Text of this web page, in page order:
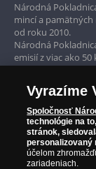
Garancia
Iba originálne
Národná
mincí a
od roku 2010.
Národná
emisií z viac ako
Parížska
Austrálska
zberateľom
prvotriednej
autentickosti.
Vyrazíme
Spoločnosť
technológie na
stránok,
personalizovaný
účelom
zariadeniach.